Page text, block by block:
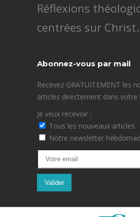
Réflexions
centrées sur Christ.
Abonnez-vous par mail
Recevez GRATUITEMENT les
articles directement dans votre
Je veux recevoir :
Tous les nouveaux articles
Notre newsletter